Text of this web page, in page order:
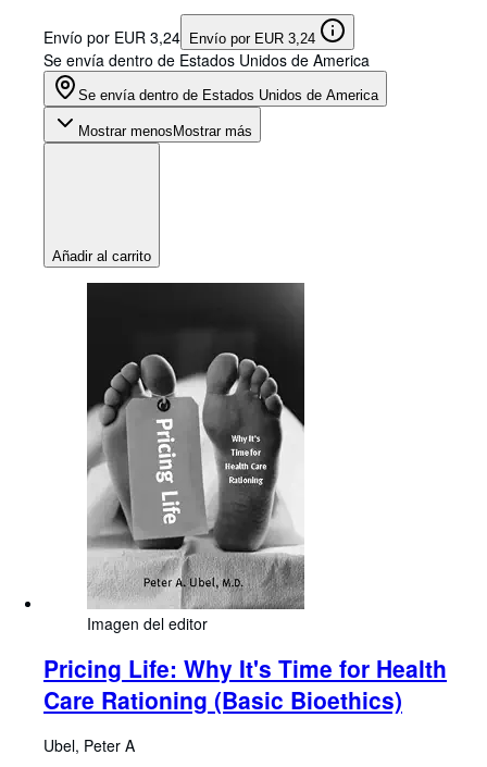
Envío por EUR 3,24 Envío por EUR 3,24
Se envía dentro de Estados Unidos de America
Se envía dentro de Estados Unidos de America
Mostrar menos Mostrar más
Añadir al carrito
Imagen del editor
Pricing Life: Why It's Time for Health
Care Rationing (Basic Bioethics)
Ubel, Peter A